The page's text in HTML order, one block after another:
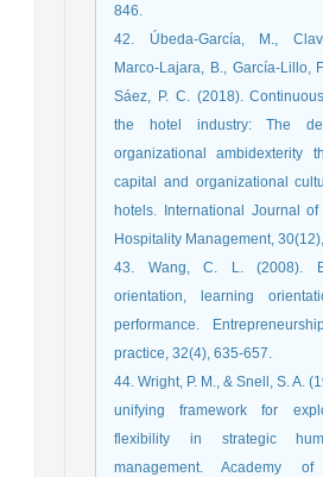
846.
42. Úbeda-García, M.,
Marco-Lajara, B., García-Lillo,
Sáez, P. C. (2018).
the hotel industry: The
organizational ambidexterity
capital and organizational
hotels. International Journal of
Hospitality Management,
43. Wang, C. L. (2008).
orientation, learning
performance.
practice, 32(4), 635-657.
44. Wright, P. M., & Snell, S. A.
unifying framework for
flexibility in strategic
management. Academy of